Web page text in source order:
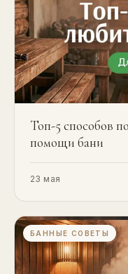
Топ-5 способов
помощи бани
23 мая
БАННЫЕ СОВЕТЫ